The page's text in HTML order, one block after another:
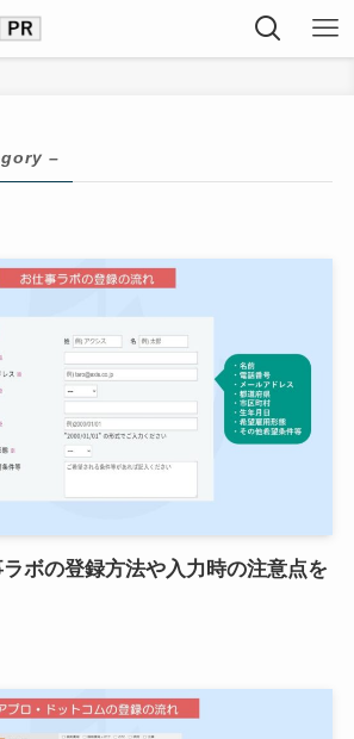
–
ラボの登録方法や入力時の注意点を